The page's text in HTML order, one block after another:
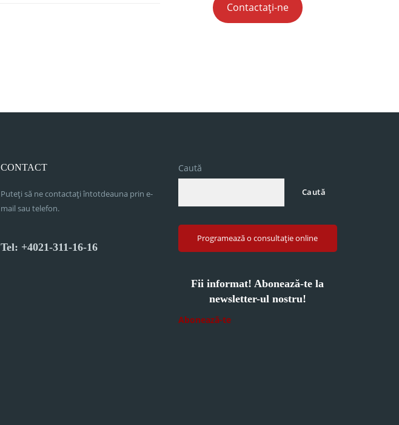
Contactați-ne
CONTACT
Puteți să ne contactați întotdeauna prin e-
mail sau telefon.
Tel: +4021-311-16-16
Caută
Caută
Programează o consultație online
Fii informat! Abonează-te la
newsletter-ul nostru!
Abonează-te